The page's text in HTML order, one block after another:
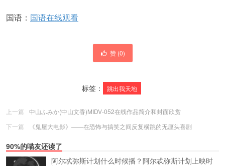
国语： 国语在线观看
赞 (0)
标签： 跳出我天地
上一篇
中山ふみか(中山文香)MIDV-052在线作品简介和封面欣赏
下一篇
《鬼屋大电影》——在恐怖与搞笑之间反复横跳的无厘头喜剧
90%的喵友还读了
阿尔忒弥斯计划什么时候播？阿尔忒弥斯计划上映时